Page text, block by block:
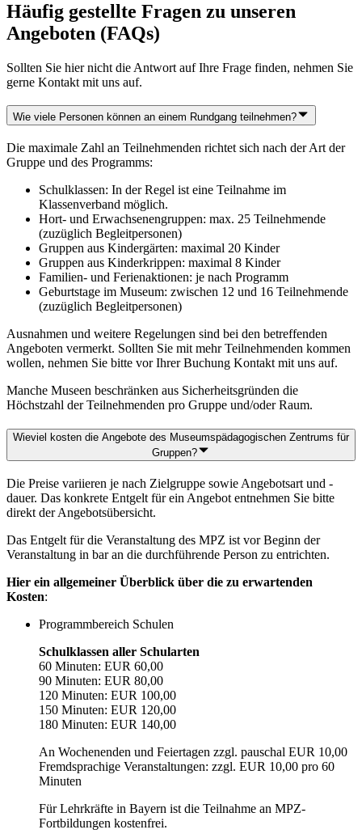
Häufig gestellte Fragen zu unseren
Angeboten (FAQs)
Sollten Sie hier nicht die Antwort auf Ihre Frage finden, nehmen Sie
gerne Kontakt mit uns auf.
Wie viele Personen können an einem Rundgang teilnehmen?
Die maximale Zahl an Teilnehmenden richtet sich nach der Art der
Gruppe und des Programms:
Schulklassen: In der Regel ist eine Teilnahme im
Klassenverband möglich.
Hort- und Erwachsenengruppen: max. 25 Teilnehmende
(zuzüglich Begleitpersonen)
Gruppen aus Kindergärten: maximal 20 Kinder
Gruppen aus Kinderkrippen: maximal 8 Kinder
Familien- und Ferienaktionen: je nach Programm
Geburtstage im Museum: zwischen 12 und 16 Teilnehmende
(zuzüglich Begleitpersonen)
Ausnahmen und weitere Regelungen sind bei den betreffenden
Angeboten vermerkt. Sollten Sie mit mehr Teilnehmenden kommen
wollen, nehmen Sie bitte vor Ihrer Buchung Kontakt mit uns auf.
Manche Museen beschränken aus Sicherheitsgründen die
Höchstzahl der Teilnehmenden pro Gruppe und/oder Raum.
Wieviel kosten die Angebote des Museumspädagogischen Zentrums für
Gruppen?
Die Preise variieren je nach Zielgruppe sowie Angebotsart und -
dauer. Das konkrete Entgelt für ein Angebot entnehmen Sie bitte
direkt der Angebotsübersicht.
Das Entgelt für die Veranstaltung des MPZ ist vor Beginn der
Veranstaltung in bar an die durchführende Person zu entrichten.
Hier ein allgemeiner Überblick über die zu erwartenden
Kosten:
Programmbereich Schulen
Schulklassen aller Schularten
60 Minuten: EUR 60,00
90 Minuten: EUR 80,00
120 Minuten: EUR 100,00
150 Minuten: EUR 120,00
180 Minuten: EUR 140,00
An Wochenenden und Feiertagen zzgl. pauschal EUR 10,00
Fremdsprachige Veranstaltungen: zzgl. EUR 10,00 pro 60
Minuten
Für Lehrkräfte in Bayern ist die Teilnahme an MPZ-
Fortbildungen kostenfrei.